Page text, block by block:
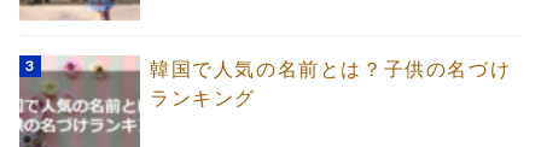
韓国で人気の名前とは？子供の名づけ
ランキング